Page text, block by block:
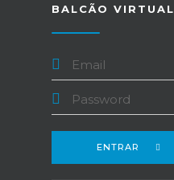
BALCÃO VIRTUAL
ENTRAR